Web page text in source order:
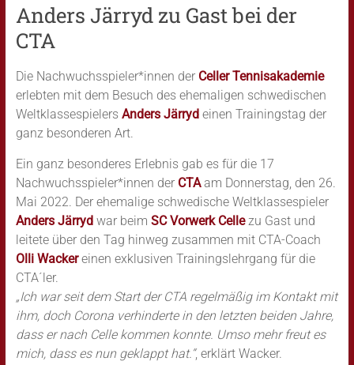
Anders Järryd zu Gast bei der
CTA
Die Nachwuchsspieler*innen der Celler Tennisakademie
erlebten mit dem Besuch des ehemaligen schwedischen
Weltklassespielers Anders Järrydeinen Trainingstag der
ganz besonderen Art.
Ein ganz besonderes Erlebnis gab es für die 17
Nachwuchsspieler*innen der CTAam Donnerstag, den 26.
Mai 2022. Der ehemalige schwedische Weltklassespieler
Anders Järrydwar beim SC Vorwerk Cellezu Gast und
leitete über den Tag hinweg zusammen mit CTA-Coach
Olli Wackereinen exklusiven Trainingslehrgang für die
CTA´ler.
„Ich war seit dem Start der CTA regelmäßig im Kontakt mit
ihm, doch Corona verhinderte in den letzten beiden Jahre,
dass er nach Celle kommen konnte. Umso mehr freut es
mich, dass es nun geklappt hat.“, erklärt Wacker.